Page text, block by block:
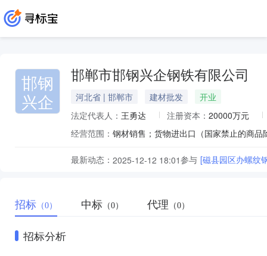
邯钢
兴企
邯郸市邯钢兴企钢铁有限公司
河北省 | 邯郸市 建材批发
开业
法定代表人： 王勇达 注册资本： 20000万元
经营范围： 钢材销售；货物进出口（国家禁止的商
最新动态： 2025-12-12 18:01参与 [磁县园区办螺纹
招标 （0） 中标 （0） 代理 （0）
招标分析